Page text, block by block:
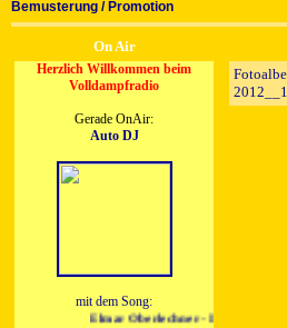
Bemusterung / Promotion
On Air
Herzlich Willkommen beim
Volldampfradio
Gerade OnAir:
Auto DJ
mit dem Song:
Elmar Oberlechner - Ich bin immer